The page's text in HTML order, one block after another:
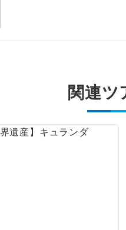
関連ツ
ご参加にあたり年
す。